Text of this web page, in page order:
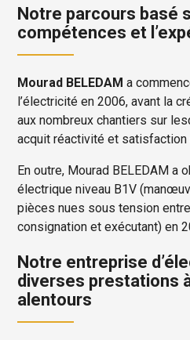
Notre parcours basé
compétences et
Mourad BELEDAM a
l’électricité en 2006, avant la
aux nombreux chantiers sur
acquit réactivité et satisfaction
En outre, Mourad BELEDAM a
électrique niveau B1V
pièces nues sous tension
consignation et exécutant) en
Notre entreprise
diverses prestations
alentours